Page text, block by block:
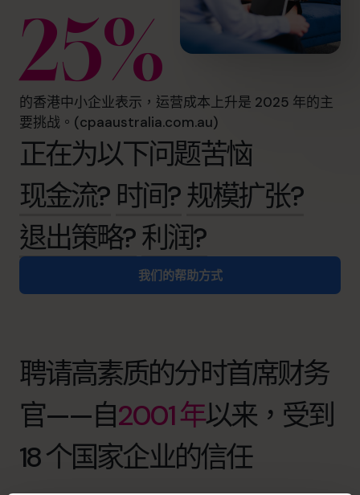
25%
的香港中小企业表示，运营成本上升是 2025 年的主
要挑战。(cpaaustralia.com.au)
正在为以下问题苦恼
现金流? 时间?规模扩张?
退出策略?利润?
我们的帮助方式
聘请高素质的分时首席财务
官——自2001 年以来，受到
18 个国家企业的信任